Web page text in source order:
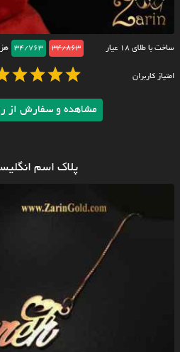
ساخت با طلای ۱۸ عیار 34/863
34/763
امتیاز کاربران
مشاهده و سفارش از
پلاک اسم